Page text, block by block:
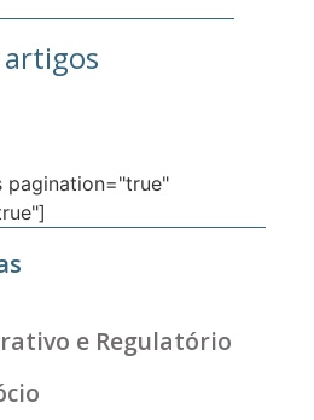
pagination="true"
e Regulatório